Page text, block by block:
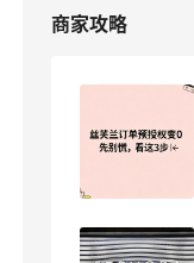
商家攻略